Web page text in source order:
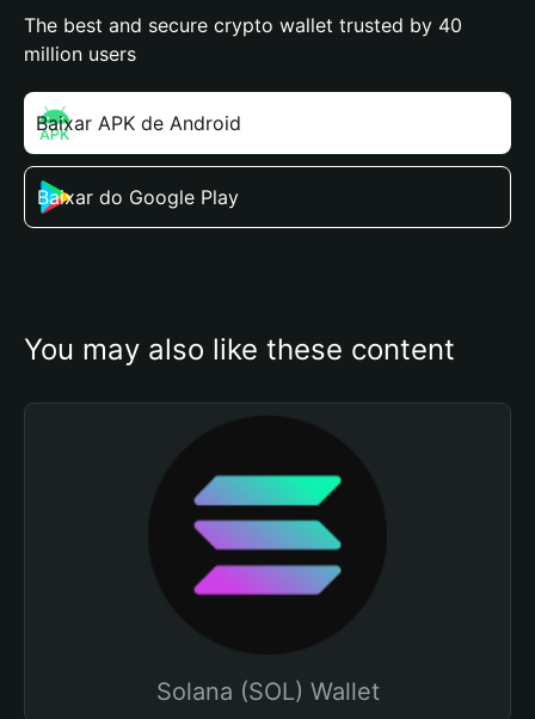
The best and secure crypto wallet trusted by 40
million users
Baixar APK de Android
Baixar do Google Play
You may also like these content
Solana (SOL) Wallet